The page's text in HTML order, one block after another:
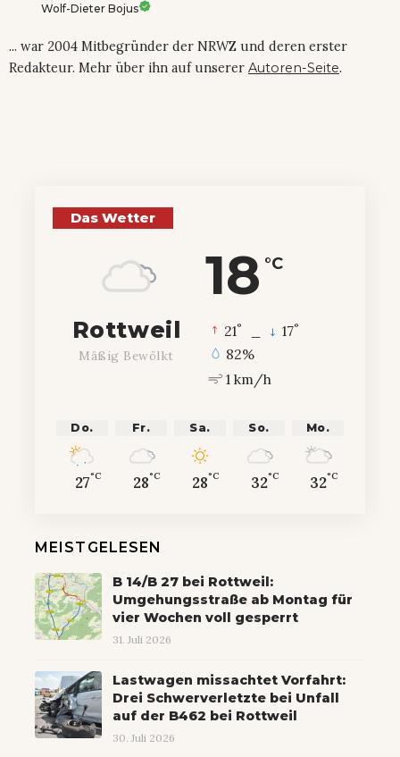
Wolf-Dieter Bojus
... war 2004 Mitbegründer der NRWZ und deren erster
Redakteur. Mehr über ihn auf unserer Autoren-Seite.
Das Wetter
18 °C
Rottweil
Mäßig Bewölkt
21° 17°
82%
1 km/h
Do.
27°C
Fr.
28°C
Sa.
28°C
So.
32°C
Mo.
32°C
MEISTGELESEN
B 14/B 27 bei Rottweil:
Umgehungsstraße ab Montag für
vier Wochen voll gesperrt
31. Juli 2026
Lastwagen missachtet Vorfahrt:
Drei Schwerverletzte bei Unfall
auf der B462 bei Rottweil
30. Juli 2026